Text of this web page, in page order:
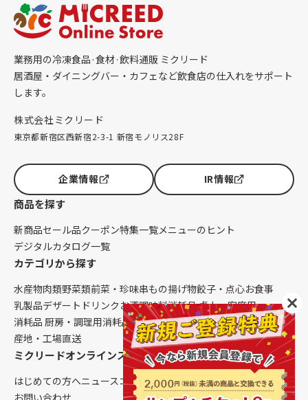
業務用の冷凍食品·食材·飲料通販 ミクリード
居酒屋・ダイニングバー・カフェなど飲食店の仕入れをサポート
します。
株式会社ミクリード
東京都新宿区西新宿2-3-1 新宿モノリス28F
企業情報 IR情報
商品を探す
新商品セール品クーポン特集一覧メニューのヒント
デジタルカタログ一覧
カテゴリから探す
水産物肉類野菜類前菜・珍味串もの揚げ物餃子・点心お食事
乳製品デザート ドリンク お酒調味料消耗品 卓上・客席用
消耗品 厨房・調理用消耗品 クレンリネス生鮮品（配送便限定）
産地・工場直送
ミクリードオンラインストアについて
はじめての方へニュースコラムご利用ガイド会社概要
お問い合わせ